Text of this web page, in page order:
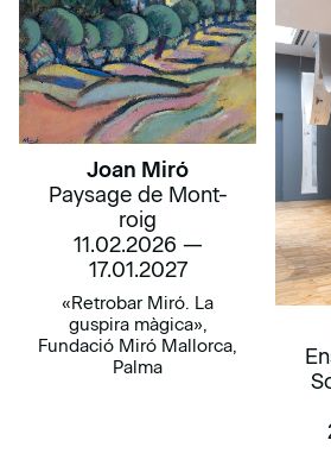
Joan Miró
Paysage de Mont-
roig
11.02.2026 —
17.01.2027
«Retrobar Miró. La
guspira màgica»,
Fundació Miró Mallorca,
Palma